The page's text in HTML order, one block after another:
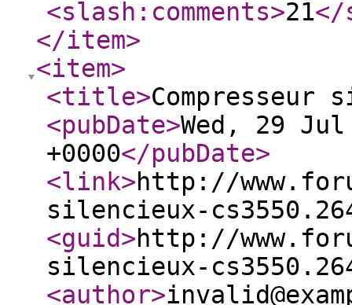
<slash:comments>21</
</item>
<item>
<title>Compresseur
<pubDate>Wed, 29
+0000</pubDate>
<link>http://
silencieux-
<guid>http://
silencieux-
<author>